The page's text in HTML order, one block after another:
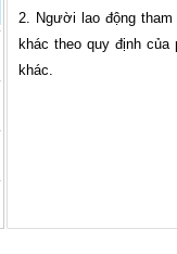
2. Người lao động
khác theo quy định
khác.